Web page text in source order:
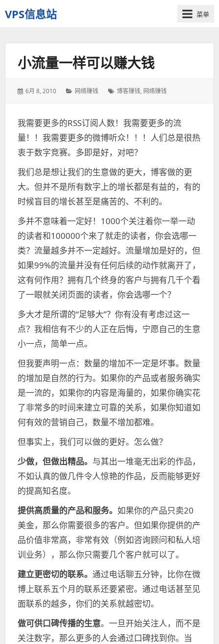
VPS信息站
一
个
菜单
小流量一样可以赚大钱
发
6月 8, 2010
分
网络赚钱
标
博客赚钱, 网络赚钱
我需要更多的RSS订阅人数！我需要更多的流
量！！我需要更多的微博听众！！！人们总是很热
衷于数字竞赛。多即是好，对吧？
我们总是想让我们的生意做的更大，博客做的更
大。但并不是所有数字上的增长都是有益的，有的
时候盲目的增长甚至是痛苦的、不利的。
多并不意味着一定好！1000个关注着你一举一动
的读者和100000个来了就走的读者，你会选哪一
类？流量越多并不一定越好。流量增加是好的，但
如果99%的流量并没有任何后续的动作就离开了，
这有何作用？拥有几个终身的客户与拥有几千个看
了一眼就关闭页面的读者，你会选哪一个？
多大才是所谓的“足够大”？你有没有考虑过这一
点？我相信有不少的人正在后悔，宁愿自己的生意
小一点，简单一点。
但我要声明一点：数量的增加不一定是坏事。数量
的增加是自然的行为。如果你的产品或者服务确实
是一流的，如果你的内容是海量的，如果你确实花
了非常多的时间来建立可靠的关系，如果你知道如
何有效的营销自己，数量不增加都难。
但事实上，我们可以做的更好。怎么做？
少做，但做出精品。 与其出一堆毫无出彩的作品，
不如认真的做几件令人惊艳的作品，反而能够更好
的提高知名度。
提供高质量的产品和服务。 如果你的产品只卖20
美金，那么你需要很多的客户。但如果你提供的产
品价值非常高，非常有效（例如咨询顾问和私人培
训业务），那么你只需要几个客户就可以了。
建立更密切的联系。 通过电话聊五分钟，比你在微
博上联系五个月的联系还要紧密。通过电话甚至见
面联系的越多，你们的关系就越密切。
做可供口碑传播的生意。一旦开始关注人，而不是
关注数字，那么更多的人会通过口碑找到你。当